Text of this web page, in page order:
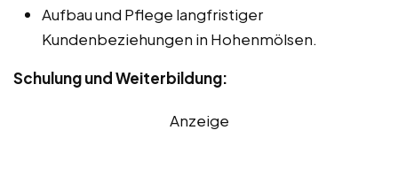
Aufbau und Pflege langfristiger
Kundenbeziehungen in Hohenmölsen.
Schulung und Weiterbildung:
Anzeige